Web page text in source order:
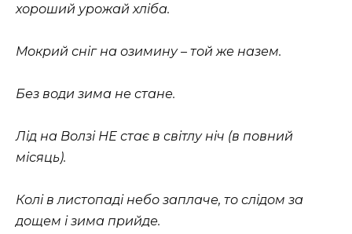
хороший урожай хліба.
Мокрий сніг на озимину – той же назем.
Без води зима не стане.
Лід на Волзі НЕ стає в світлу ніч (в повний
місяць).
Колі в листопаді небо заплаче, то слідом за
дощем і зима прийде.